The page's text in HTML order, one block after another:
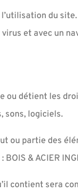
du
et avec un
ou détient les
sons, logiciels.
ou partie des
& ACIER
contient sera